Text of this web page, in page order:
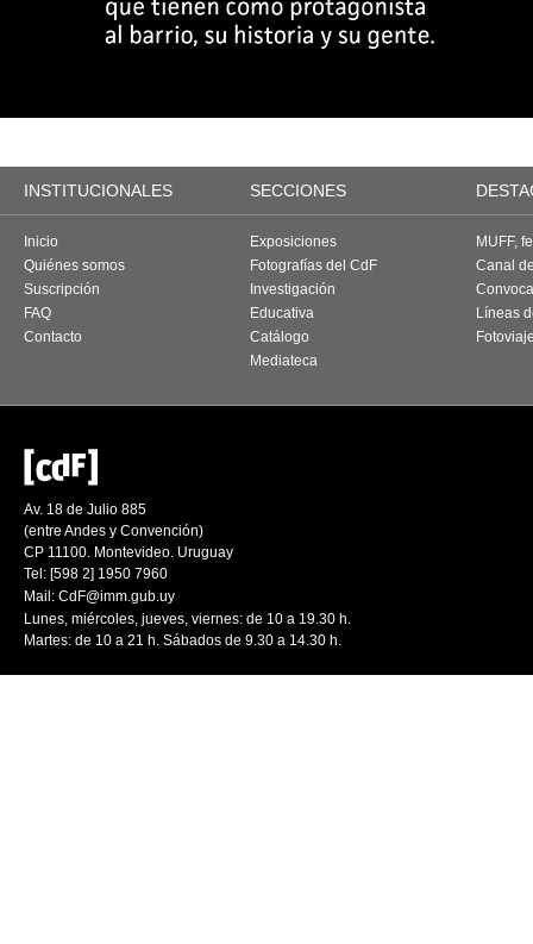
INSTITUCIONALES SECCIONES
Inicio
Quiénes somos
Suscripción
FAQ
Contacto
Exposiciones
Fotografías del CdF
Investigación
Educativa
Catálogo
Mediateca
MUFF,
Canal
Líneas
Av. 18 de Julio 885
(entre Andes y Convención)
CP 11100. Montevideo. Uruguay
Tel: [598 2] 1950 7960
Mail: CdF@imm.gub.uy
Lunes, miércoles, jueves, viernes: de 10 a 19.30 h.
Martes: de 10 a 21 h. Sábados de 9.30 a 14.30 h.